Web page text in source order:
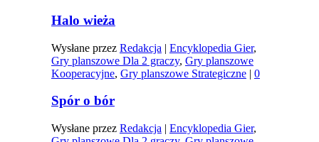
Halo wieża
Wysłane przez Redakcja | Encyklopedia Gier,
Gry planszowe Dla 2 graczy, Gry planszowe
Kooperacyjne, Gry planszowe Strategiczne| 0
Spór o bór
Wysłane przez Redakcja | Encyklopedia Gier,